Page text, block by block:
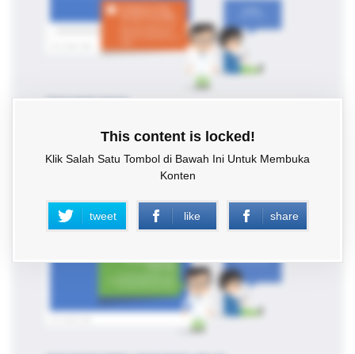
This content is locked!
Klik Salah Satu Tombol di Bawah Ini Untuk Membuka
Konten
tweet like share